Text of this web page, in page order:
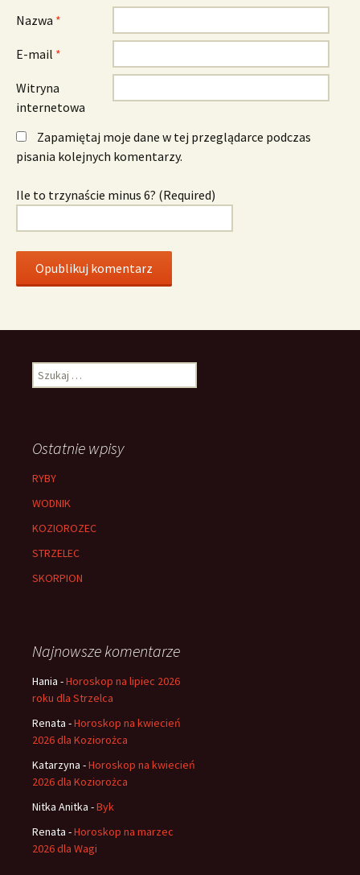
Nazwa *
E-mail *
Witryna
internetowa
Zapamiętaj moje dane w tej przeglądarce podczas
pisania kolejnych komentarzy.
Ile to trzynaście minus 6? (Required)
Szukaj:
Ostatnie wpisy
RYBY
WODNIK
KOZIOROZEC
STRZELEC
SKORPION
Najnowsze komentarze
Hania -Horoskop na lipiec 2026
roku dla Strzelca
Renata -Horoskop na kwiecień
2026 dla Koziorożca
Katarzyna -Horoskop na kwiecień
2026 dla Koziorożca
Nitka Anitka -Byk
Renata -Horoskop na marzec
2026 dla Wagi